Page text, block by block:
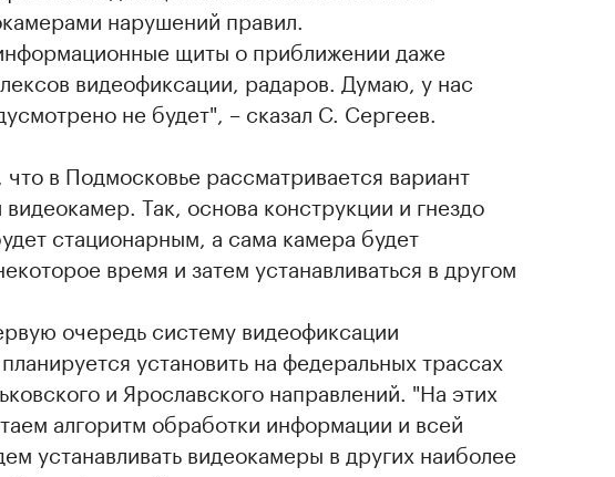
нарушений правил.
щиты о приближении даже
видеофиксации, радаров. Думаю, у нас
не будет", – сказал С. Сергеев.
в Подмосковье рассматривается вариант
Так, основа конструкции и гнездо
стационарным, а сама камера будет
время и затем устанавливаться в другом
очередь систему видеофиксации
установить на федеральных трассах
и Ярославского направлений. "На этих
алгоритм обработки информации и всей
устанавливать видеокамеры в других наиболее